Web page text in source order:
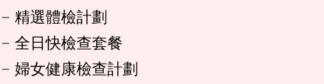
精選體檢計劃
全日快檢查套餐
婦女健康檢查計劃